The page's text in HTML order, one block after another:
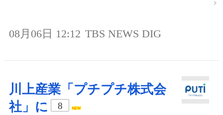
08月06日 12:12 TBS NEWS DIG
川上産業「プチプチ株式会
社」に
8